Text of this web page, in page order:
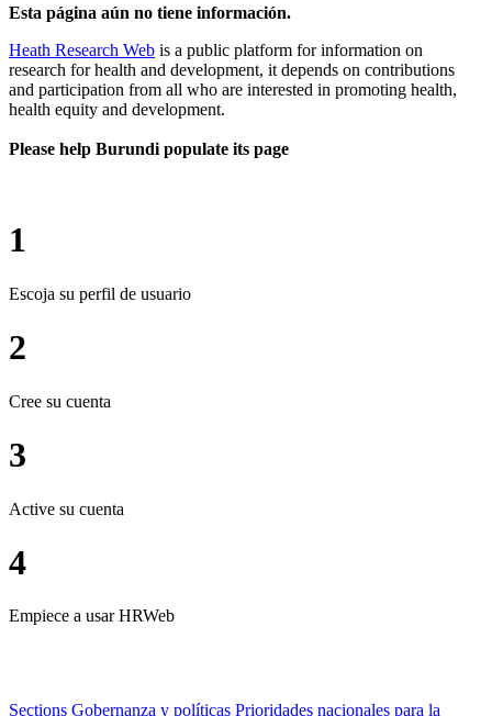
Esta página aún no tiene información.
Heath Research Web is a public platform for information on
research for health and development, it depends on contributions
and participation from all who are interested in promoting health,
health equity and development.
Please help Burundi populate its page
1
Escoja su perfil de usuario
2
Cree su cuenta
3
Active su cuenta
4
Empiece a usar HRWeb
Sections Gobernanza y políticas Prioridades nacionales para la